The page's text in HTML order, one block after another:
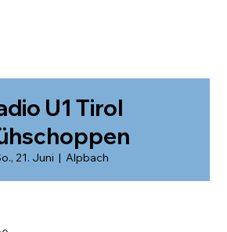
U1 Tirol
21. Juni
  |
Alpbach